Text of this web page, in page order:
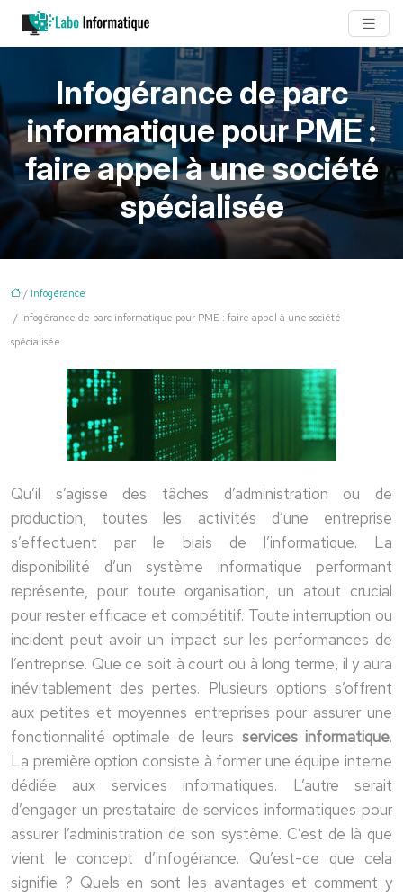
Infogérance de parc
informatique pour PME :
faire appel à une société
spécialisée
/ Infogérance
/ Infogérance de parc informatique pour PME : faire appel à une société
spécialisée
Qu’il s’agisse des tâches d’administration ou de
production, toutes les activités d’une entreprise
s’effectuent par le biais de l’informatique. La
disponibilité d’un système informatique performant
représente, pour toute organisation, un atout crucial
pour rester efficace et compétitif. Toute interruption ou
incident peut avoir un impact sur les performances de
l’entreprise. Que ce soit à court ou à long terme, il y aura
inévitablement des pertes. Plusieurs options s’offrent
aux petites et moyennes entreprises pour assurer une
fonctionnalité optimale de leurs services informatique.
La première option consiste à former une équipe interne
dédiée aux services informatiques. L’autre serait
d’engager un prestataire de services informatiques pour
assurer l’administration de son système. C’est de là que
vient le concept d’infogérance. Qu’est-ce que cela
signifie ? Quels en sont les avantages et comment y